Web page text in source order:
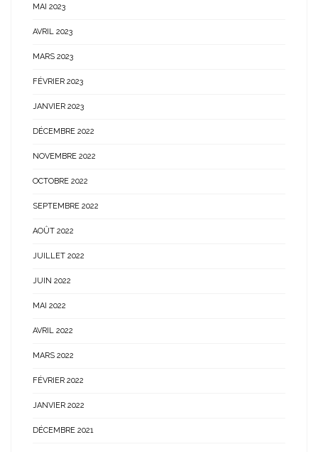
MAI 2023
AVRIL 2023
MARS 2023
FÉVRIER 2023
JANVIER 2023
DÉCEMBRE 2022
NOVEMBRE 2022
OCTOBRE 2022
SEPTEMBRE 2022
AOÛT 2022
JUILLET 2022
JUIN 2022
MAI 2022
AVRIL 2022
MARS 2022
FÉVRIER 2022
JANVIER 2022
DÉCEMBRE 2021